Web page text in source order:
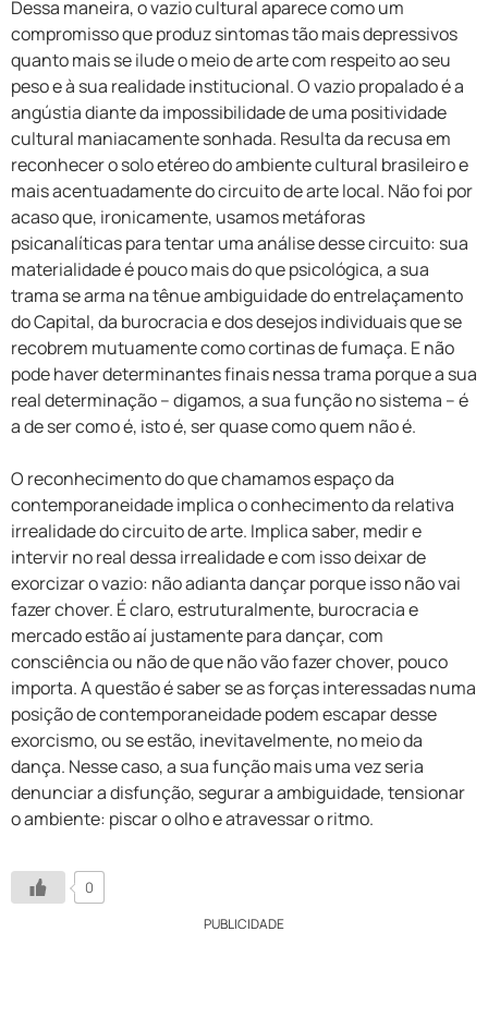
Dessa maneira, o vazio cultural aparece como um
compromisso que produz sintomas tão mais depressivos
quanto mais se ilude o meio de arte com respeito ao seu
peso e à sua realidade institucional. O vazio propalado é a
angústia diante da impossibilidade de uma positividade
cultural maniacamente sonhada. Resulta da recusa em
reconhecer o solo etéreo do ambiente cultural brasileiro e
mais acentuadamente do circuito de arte local. Não foi por
acaso que, ironicamente, usamos metáforas
psicanalíticas para tentar uma análise desse circuito: sua
materialidade é pouco mais do que psicológica, a sua
trama se arma na tênue ambiguidade do entrelaçamento
do Capital, da burocracia e dos desejos individuais que se
recobrem mutuamente como cortinas de fumaça. E não
pode haver determinantes finais nessa trama porque a sua
real determinação – digamos, a sua função no sistema – é
a de ser como é, isto é, ser quase como quem não é.
O reconhecimento do que chamamos espaço da
contemporaneidade implica o conhecimento da relativa
irrealidade do circuito de arte. Implica saber, medir e
intervir no real dessa irrealidade e com isso deixar de
exorcizar o vazio: não adianta dançar porque isso não vai
fazer chover. É claro, estruturalmente, burocracia e
mercado estão aí justamente para dançar, com
consciência ou não de que não vão fazer chover, pouco
importa. A questão é saber se as forças interessadas numa
posição de contemporaneidade podem escapar desse
exorcismo, ou se estão, inevitavelmente, no meio da
dança. Nesse caso, a sua função mais uma vez seria
denunciar a disfunção, segurar a ambiguidade, tensionar
o ambiente: piscar o olho e atravessar o ritmo.
0
PUBLICIDADE